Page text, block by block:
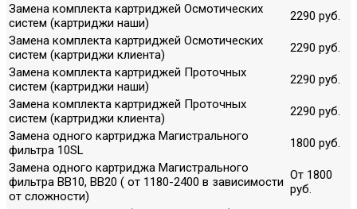
Замена комплекта картриджей Осмотических
систем (картриджи наши)
2290 руб.
Замена комплекта картриджей Осмотических
систем (картриджи клиента)
2290 руб.
Замена комплекта картриджей Проточных
систем (картриджи наши)
2290 руб.
Замена комплекта картриджей Проточных
систем (картриджи клиента)
2290 руб.
Замена одного картриджа Магистрального
фильтра 10SL
1800 руб.
Замена одного картриджа Магистрального
фильтра ВВ10, ВВ20 ( от 1180-2400 в зависимости
от сложности)
От 1800
руб.